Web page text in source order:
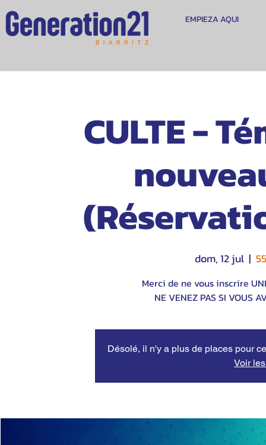
EMPIEZA AQUI
CULTE -
dom, 12 jul
  |
Merci de ne vous inscrire
NE VENEZ PAS SI VOUS
Désolé, il n'y a plus de places pour
Voir